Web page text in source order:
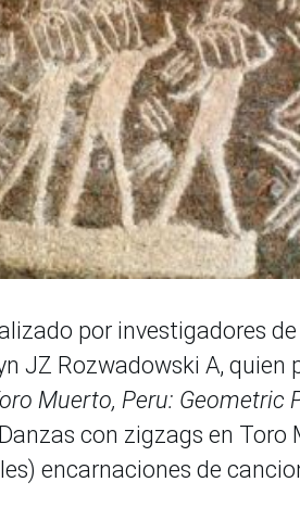
por investigadores
JZ Rozwadowski A,
Muerto, Peru: Geometric
con zigzags en Toro
encarnaciones de